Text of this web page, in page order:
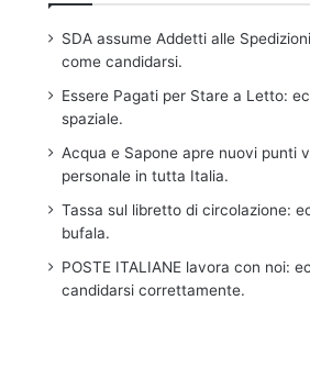
SDA assume Addetti alle
come candidarsi.
Essere Pagati per Stare a Letto:
spaziale.
Acqua e Sapone apre nuovi punti
personale in tutta Italia.
Tassa sul libretto di circolazione:
bufala.
POSTE ITALIANE lavora con noi:
candidarsi correttamente.